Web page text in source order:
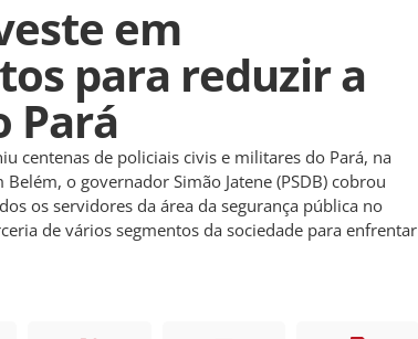
em
para reduzir a
Pará
centenas de policiais civis e militares do Pará, na
o governador Simão Jatene (PSDB) cobrou
os servidores da área da segurança pública no
de vários segmentos da sociedade para enfrentar